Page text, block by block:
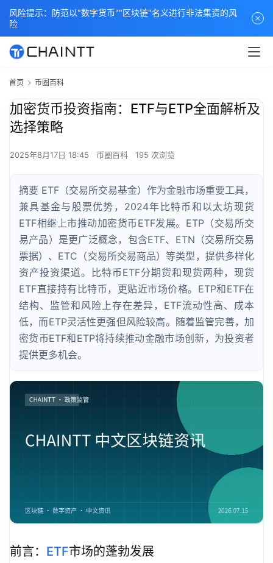
首页 币圈百科
加密货币投资指南：ETF与ETP全面解析及
选择策略
2025年8月17日 18:45 币圈百科 195 次浏览
摘要 ETF（交易所交易基金）作为金融市场重要工具，
兼具基金与股票优势，2024年比特币和以太坊现货
ETF相继上市推动加密货币ETF发展。ETP（交易所交
易产品）是更广泛概念，包含ETF、ETN（交易所交易
票据）、ETC（交易所交易商品）等类型，提供多样化
资产投资渠道。比特币ETF分期货和现货两种，现货
ETF直接持有比特币，更贴近市场价格。ETP和ETF在
结构、监管和风险上存在差异，ETF流动性高、成本
低，而ETP灵活性更强但风险较高。随着监管完善，加
密货币ETF和ETP将持续推动金融市场创新，为投资者
提供更多机会。
前言： ETF市场的蓬勃发展
风险提示：防范以"数字货币""区块链"名义进行非法集资的风
险